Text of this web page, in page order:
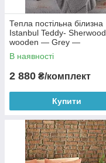
Тепла постільна білизна
Istanbul Teddy- Sherwood
wooden — Grey —
полуторний
В наявності
2 880 ₴/комплект
Купити